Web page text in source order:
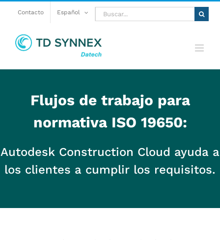
Contacto Español Buscar:
Flujos de trabajo para
normativa ISO 19650:
Autodesk Construction Cloud ayuda a
los clientes a cumplir los requisitos.